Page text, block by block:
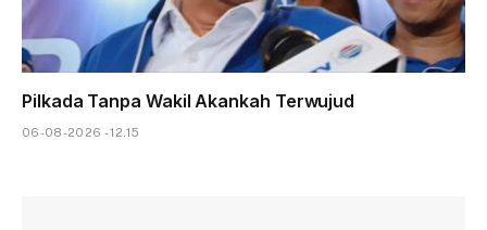
Pilkada Tanpa Wakil Akankah Terwujud
06-08-2026 - 12.15